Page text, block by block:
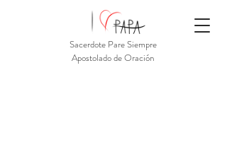
Sacerdote Pare Siempre
Apostolado de Oración